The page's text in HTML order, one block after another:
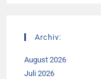
Archiv:
August 2026
Juli 2026